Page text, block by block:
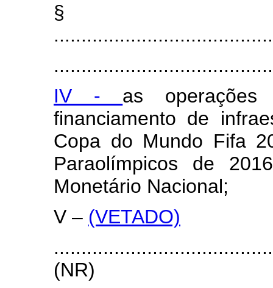
§
IV - as
financiamento de
Copa do Mundo Fifa
Paraolímpicos de
Monetário Nacional;
V – (VETADO)
(NR)